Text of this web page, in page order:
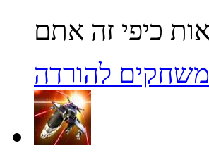
משחקים להורדה